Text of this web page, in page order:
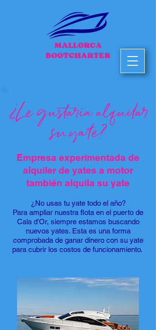
¿Le gustaría alquilar
su yate?
Empresa experimentada de
alquiler de yates a motor
también alquila su yate
¿No usas tu yate todo el año?
Para ampliar nuestra flota en el puerto de
Cala d'Or, siempre estamos buscando
nuevos yates. Esta es una forma
comprobada de ganar dinero con su yate
para cubrir los costos de funcionamiento.